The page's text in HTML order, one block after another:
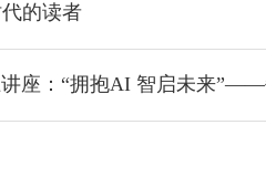
代的读者
讲座：“拥抱AI 智启未来